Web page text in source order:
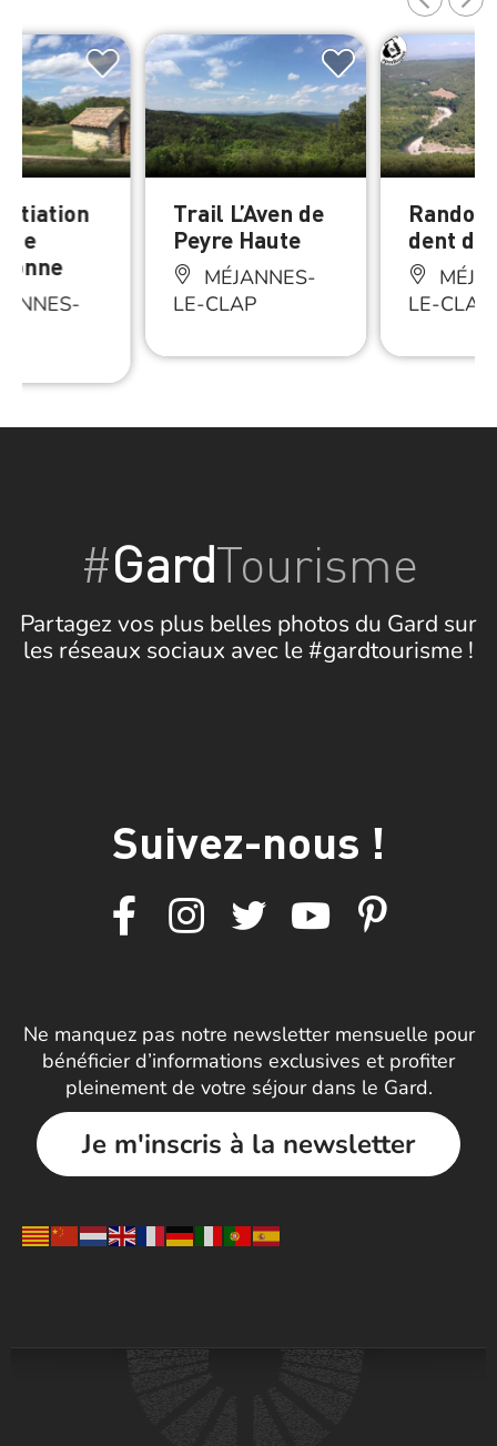
de
Trail L’Aven de
Peyre Haute
MÉJANNES-
LE-CLAP
dent du
LE-CLAP
#GardTourisme
Partagez vos plus belles photos du Gard sur
les réseaux sociaux avec le #gardtourisme !
Suivez-nous !
Ne manquez pas notre newsletter mensuelle pour
bénéficier d’informations exclusives et profiter
pleinement de votre séjour dans le Gard.
Je m'inscris à la newsletter